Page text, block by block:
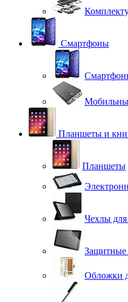
Смартфоны
Планшеты и
Планшеты
Чехлы
Защитные
Обложки